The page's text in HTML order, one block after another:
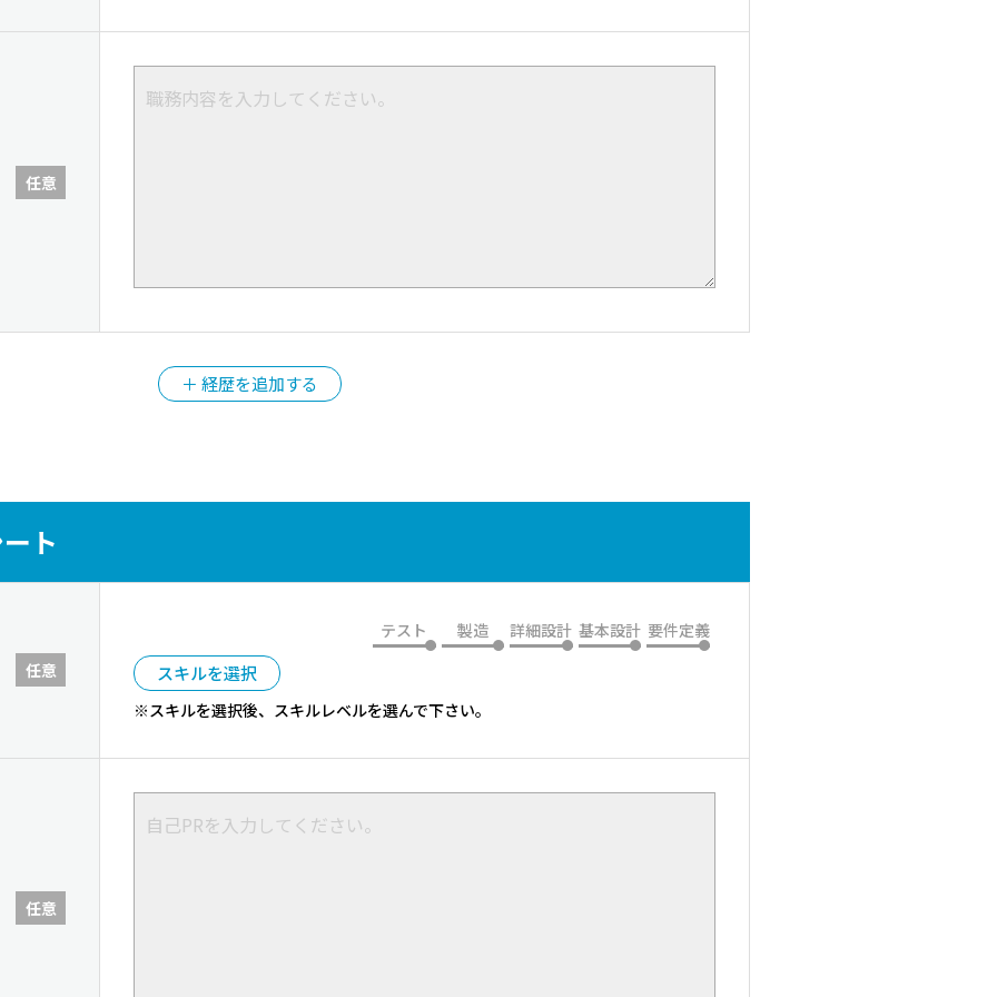
任意
＋ 経歴を追加する
ト
任意
テスト 製造 詳細設計 基本設計 要件定義
スキルを選択
※スキルを選択後、スキルレベルを選んで下さい。
任意